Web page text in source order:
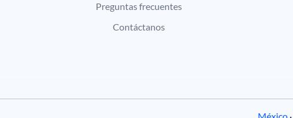
Preguntas frecuentes
Contáctanos